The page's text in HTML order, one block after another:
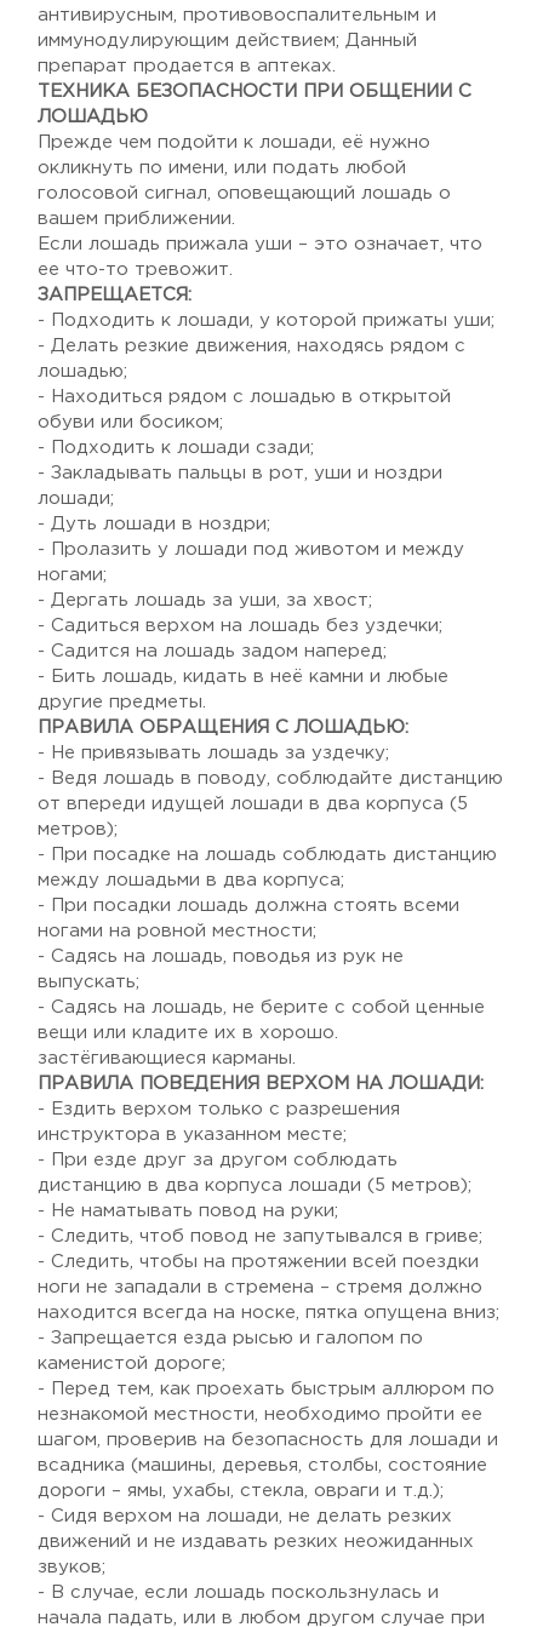
антивирусным, противовоспалительным и
иммунодулирующим действием; Данный
препарат продается в аптеках.
ТЕХНИКА БЕЗОПАСНОСТИ ПРИ ОБЩЕНИИ С
ЛОШАДЬЮ
Прежде чем подойти к лошади, её нужно
окликнуть по имени, или подать любой
голосовой сигнал, оповещающий лошадь о
вашем приближении.
Если лошадь прижала уши – это означает, что
ее что-то тревожит.
ЗАПРЕЩАЕТСЯ:
- Подходить к лошади, у которой прижаты уши;
- Делать резкие движения, находясь рядом с
лошадью;
- Находиться рядом с лошадью в открытой
обуви или босиком;
- Подходить к лошади сзади;
- Закладывать пальцы в рот, уши и ноздри
лошади;
- Дуть лошади в ноздри;
- Пролазить у лошади под животом и между
ногами;
- Дергать лошадь за уши, за хвост;
- Садиться верхом на лошадь без уздечки;
- Садится на лошадь задом наперед;
- Бить лошадь, кидать в неё камни и любые
другие предметы.
ПРАВИЛА ОБРАЩЕНИЯ С ЛОШАДЬЮ:
- Не привязывать лошадь за уздечку;
- Ведя лошадь в поводу, соблюдайте дистанцию
от впереди идущей лошади в два корпуса (5
метров);
- При посадке на лошадь соблюдать дистанцию
между лошадьми в два корпуса;
- При посадки лошадь должна стоять всеми
ногами на ровной местности;
- Садясь на лошадь, поводья из рук не
выпускать;
- Садясь на лошадь, не берите с собой ценные
вещи или кладите их в хорошо.
застёгивающиеся карманы.
ПРАВИЛА ПОВЕДЕНИЯ ВЕРХОМ НА ЛОШАДИ:
- Ездить верхом только с разрешения
инструктора в указанном месте;
- При езде друг за другом соблюдать
дистанцию в два корпуса лошади (5 метров);
- Не наматывать повод на руки;
- Следить, чтоб повод не запутывался в гриве;
- Следить, чтобы на протяжении всей поездки
ноги не западали в стремена – стремя должно
находится всегда на носке, пятка опущена вниз;
- Запрещается езда рысью и галопом по
каменистой дороге;
- Перед тем, как проехать быстрым аллюром по
незнакомой местности, необходимо пройти ее
шагом, проверив на безопасность для лошади и
всадника (машины, деревья, столбы, состояние
дороги – ямы, ухабы, стекла, овраги и т.д.);
- Сидя верхом на лошади, не делать резких
движений и не издавать резких неожиданных
звуков;
- В случае, если лошадь поскользнулась и
начала падать, или в любом другом случае при